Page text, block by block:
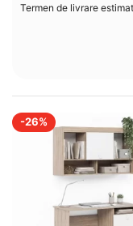
Termen de livrare
-26%